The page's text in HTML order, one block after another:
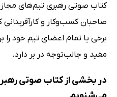
کتاب صوتی رهبری تیم‌های
صاحبان کسب‌وکار و
برخی یا تمام اعضای تیم خود را
مفید و جالب‌توجه در بر دارد.
در بخشی از کتاب صوتی